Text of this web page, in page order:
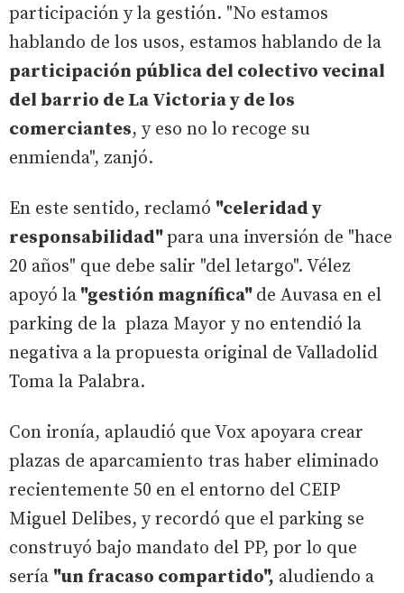
participación y la gestión. "No estamos
hablando de los usos, estamos hablando de la
participación pública del colectivo vecinal
del barrio de La Victoria y de los
comerciantes, y eso no lo recoge su
enmienda", zanjó.
En este sentido, reclamó "celeridad y
responsabilidad"para una inversión de "hace
20 años" que debe salir "del letargo". Vélez
apoyó la "gestión magnífica" de Auvasa en el
parking de la plaza Mayor y no entendió la
negativa a la propuesta original de Valladolid
Toma la Palabra.
Con ironía, aplaudió que Vox apoyara crear
plazas de aparcamiento tras haber eliminado
recientemente 50 en el entorno del CEIP
Miguel Delibes, y recordó que el parking se
construyó bajo mandato del PP, por lo que
sería "un fracaso compartido", aludiendo a